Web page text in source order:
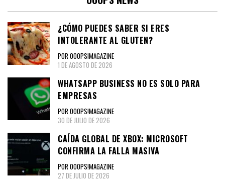
¿CÓMO PUEDES SABER SI ERES
INTOLERANTE AL GLUTEN?
POR OOOPS!MAGAZINE
1 DE AGOSTO DE 2026
WHATSAPP BUSINESS NO ES SOLO PARA
EMPRESAS
POR OOOPS!MAGAZINE
30 DE JULIO DE 2026
CAÍDA GLOBAL DE XBOX: MICROSOFT
CONFIRMA LA FALLA MASIVA
POR OOOPS!MAGAZINE
27 DE JULIO DE 2026